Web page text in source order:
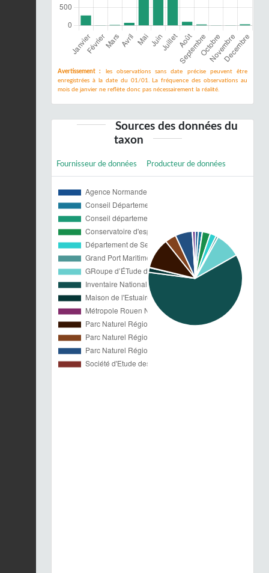
Avertissement :
les observations sans date précise peuvent être
enregistrées à la date du 01/01. La fréquence des observations au
mois de janvier ne reflète donc pas nécessairement la réalité.
Sources des données du
taxon
Fournisseur de données Producteur de données